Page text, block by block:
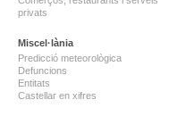
privats
Miscel·lània
Predicció meteorològica
Defuncions
Entitats
Castellar en xifres